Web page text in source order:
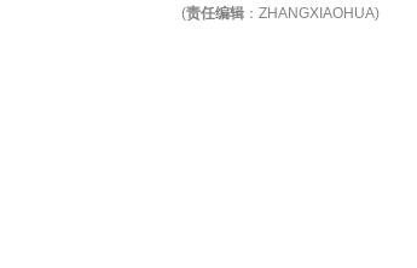
(责任编辑 ：ZHANGXIAOHUA)